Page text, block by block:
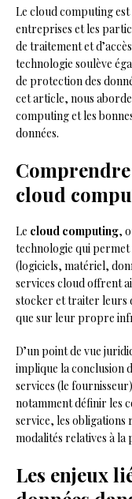
Le cloud computing
entreprises et les
de traitement et
technologie soulève
de protection des
cet article, nous
computing et les
données.
cloud
Le cloud computing,
technologie qui permet
(logiciels, matériel,
services cloud offrent
stocker et traiter leurs
que sur leur propre
D’un point de vue
implique la conclusion
services (le
notamment définir les
service, les obligations
modalités relatives à la
Les enjeux